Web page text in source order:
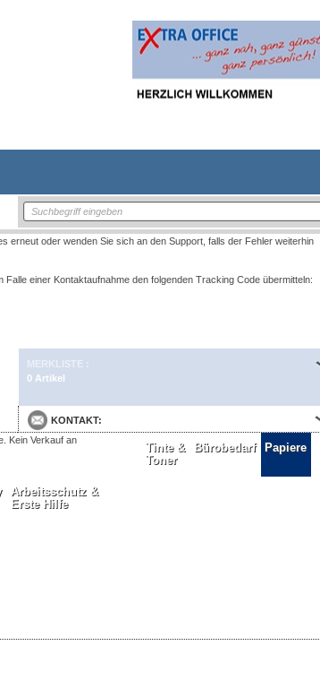
erneut oder wenden Sie sich an den Support, falls der Fehler weiterhin
einer Kontaktaufnahme den folgenden Tracking Code übermitteln:
MERKLISTE
0 Artikel
KONTAKT
Kein Verkauf an
Tinte &
Toner
Bürobedarf Papiere
Arbeitsschutz &
Erste Hilfe